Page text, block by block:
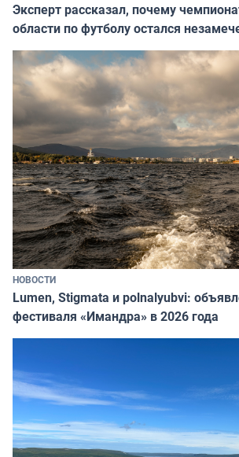
Эксперт рассказал, почему
области по футболу остался
НОВОСТИ
Lumen, Stigmata и polnalyubvi:
фестиваля «Имандра» в 2026 года